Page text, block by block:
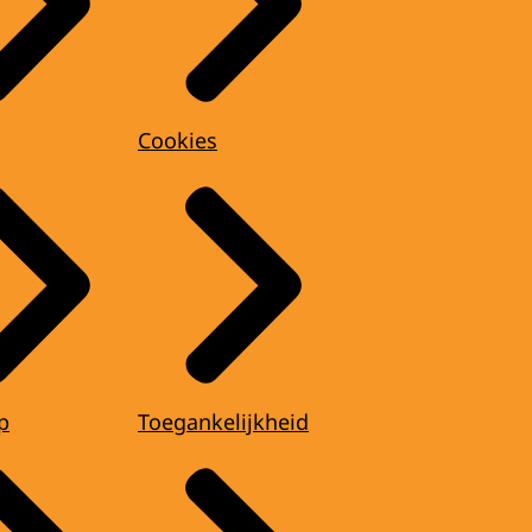
Cookies
Toegankelijkheid